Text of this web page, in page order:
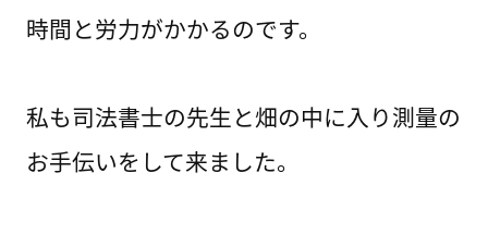
時間と労力がかかるのです。
私も司法書士の先生と畑の中に入り測量の
お手伝いをして来ました。